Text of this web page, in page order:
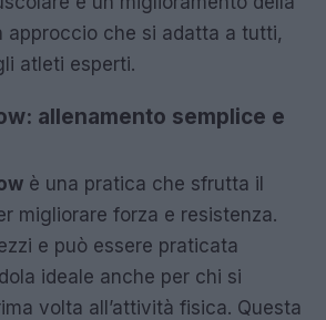
approccio che si adatta a tutti,
atleti esperti.
allenamento semplice e
è una pratica che sfrutta il
migliorare forza e resistenza.
e può essere praticata
ideale anche per chi si
volta all’attività fisica. Questa